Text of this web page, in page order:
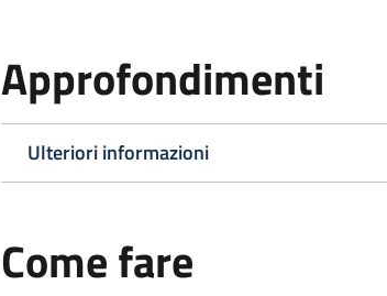
Approfondimenti
Ulteriori informazioni
Come fare